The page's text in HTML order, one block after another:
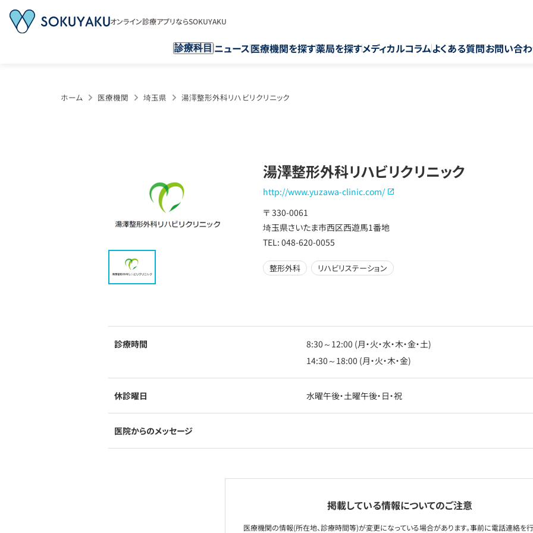
オンライン診療アプリならSOKUYAKU
診療科目 ニュース医療機関を探す薬局を探すメディカルコラムよくある質問お問い合
ホーム 医療機関 埼玉県 湯澤整形外科リハビリクリニック
湯澤整形外科リハビリクリニック
http://www.yuzawa-clinic.com/
〒 330-0061
埼玉県さいたま市西区西遊馬1番地
TEL: 048-620-0055
整形外科 リハビリステーション
診療時間
8:30～12:00 (月・火・水・木・金・土)
14:30～18:00 (月・火・木・金)
休診曜日 水曜午後・土曜午後・日・祝
医院からのメッセージ
掲載している情報についてのご注意
医療機関の情報(所在地、診療時間等)が変更になっている場合があります。事前に電話連絡を